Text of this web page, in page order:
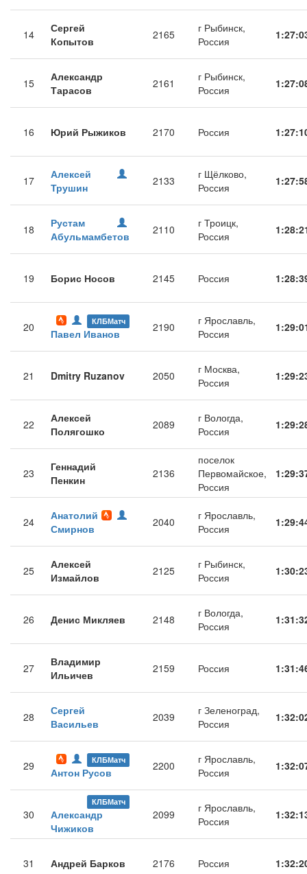
14
Сергей
Копытов
2165
г Рыбинск,
Россия
15
Александр
Тарасов
2161
г Рыбинск,
Россия
16 Юрий Рыжиков 2170 Россия
17
Алексей
Трушин
2133
г Щёлково,
Россия
18
Рустам
Абульмамбетов
2110
г Троицк,
Россия
19 Борис Носов 2145 Россия
20 КЛБМатч
Павел Иванов 2190
г Ярославль,
Россия
21 Dmitry Ruzanov 2050
г Москва,
Россия
22
Алексей
Полягошко
2089
г Вологда,
Россия
23
Геннадий
Пенкин
2136
поселок
Первомайское,
Россия
24
Анатолий
Смирнов
2040
г Ярославль,
Россия
25
Алексей
Измайлов
2125
г Рыбинск,
Россия
26 Денис Микляев 2148
г Вологда,
Россия
27
Владимир
Ильичев
2159 Россия
28
Сергей
Васильев
2039
г Зеленоград,
Россия
29 КЛБМатч
Антон Русов 2200
г Ярославль,
Россия
30
КЛБМатч
Александр
Чижиков
2099
г Ярославль,
Россия
31 Андрей Барков 2176 Россия